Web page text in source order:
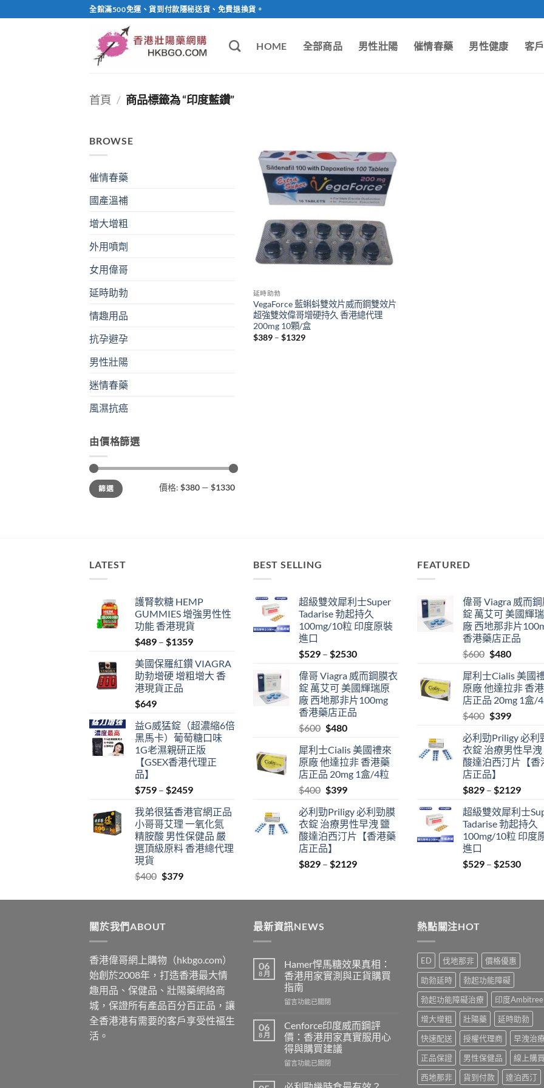
to
全館滿500免運、貨到付款隱秘送貨、免費退換貨。
HOME 全部商品 男性壯陽 催情春藥 男性健康 客
首頁 / 商品標籤為 “印度藍鑽”
BROWSE
催情春藥
國產溫補
增大增粗
外用噴劑
女用偉哥
延時助勃
情趣用品
抗孕避孕
男性壯陽
迷情春藥
風濕抗癌
由價格篩選
最
低
價
最
高
價
篩選 價格: $380 — $1330
延時助勃
VegaForce 藍蝌蚪雙效片威而鋼雙效片
超強雙效偉哥增硬持久 香港總代理
200mg 10顆/盒
$389 – $1329Price
LATEST
護腎軟糖 HEMP
GUMMIES 增強男性性
功能 香港現貨
$489 – $1359Price
$489
through
美國保羅紅鑽 VIAGRA
助勃增硬 增粗增大 香
港現貨正品
$649
益G威猛錠（超濃縮6倍
黑馬卡）葡萄糖口味
1G老濕親研正版
【GSEX香港代理正
品】
$759 – $2459Price
$759
through
$2459
我弟很猛香港官網正品
小哥哥艾理 一氧化氮
精胺酸 男性保健品 嚴
選頂級原料 香港總代理
現貨
$400 Original
was:
$379Current
is:
BEST SELLING
超級雙效犀利士Super
Tadarise 勃起持久
100mg/10粒 印度原裝
進口
$529 – $2530Price
$529
through
$2530
偉哥 Viagra 威而鋼膜衣
錠 萬艾可 美國輝瑞原
廠 西地那非片100mg
香港藥店正品
$600 Original
was:
$600.
$480Current
is:
$480.
犀利士Cialis 美國禮來
原廠 他達拉非 香港藥
店正品 20mg 1盒/4粒
$400 Original
was:
$400.
$399Current
is:
$399.
必利勁Priligy 必利勁膜
衣錠 治療男性早洩 鹽
酸達泊西汀片【香港藥
店正品】
$829 – $2129Price
through
FEATURED
偉哥 Viagra 威而
錠 萬艾可 美國輝
廠 西地那非片
香港藥店正品
$600 Original
was:
$600.
$480Current
is:
$480.
犀利士Cialis 美國
原廠 他達拉非 香
店正品 20mg 1盒/
$400 Original
was:
$400.
$399Current
is:
$399.
必利勁Priligy 必利
衣錠 治療男性早洩
酸達泊西汀片【香
店正品】
$829 – $2129Price
$829
超級雙效犀利士
Tadarise 勃起持久
100mg/10粒 印度
進口
$529 – $2530Price
關於我們ABOUT
香港偉哥網上購物（hkbgo.com）
始創於2008年，打造香港最大情
趣用品、保健品、壯陽藥網絡商
城，保證所有產品百分百正品，讓
全香港港有需要的客戶享受性福生
活。
最新資訊NEWS
06
8 月
Hamer悍馬糖效果真相：
香港用家實測與正貨購買
指南
在
悍
馬
糖
效
果
相：
留言功能已關閉
06
8 月
Cenforce印度威而鋼評
價：香港用家真實服用心
得與購買建議
在
印
留言功能已關閉
熱點關注HOT
ED 伐地那非
價格優惠
助勃延時
勃起功能障礙
勃起功能障礙治療
印度Ambitree
增大增粗
壯陽藥
延時助勃
快速配送
授權代理商
早洩治
正品保證
男性保健品
線上購
西地那非
貨到付款 達泊西汀